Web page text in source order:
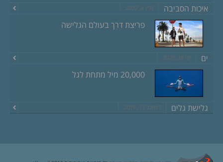
איכות הסביבה מרץ 8, 2022
פריצת דרך בעולם הגלישה
ים יוני 18, 2020
20,000 מיל מתחת לגל
גלישת גלים דצמבר 13, 2019